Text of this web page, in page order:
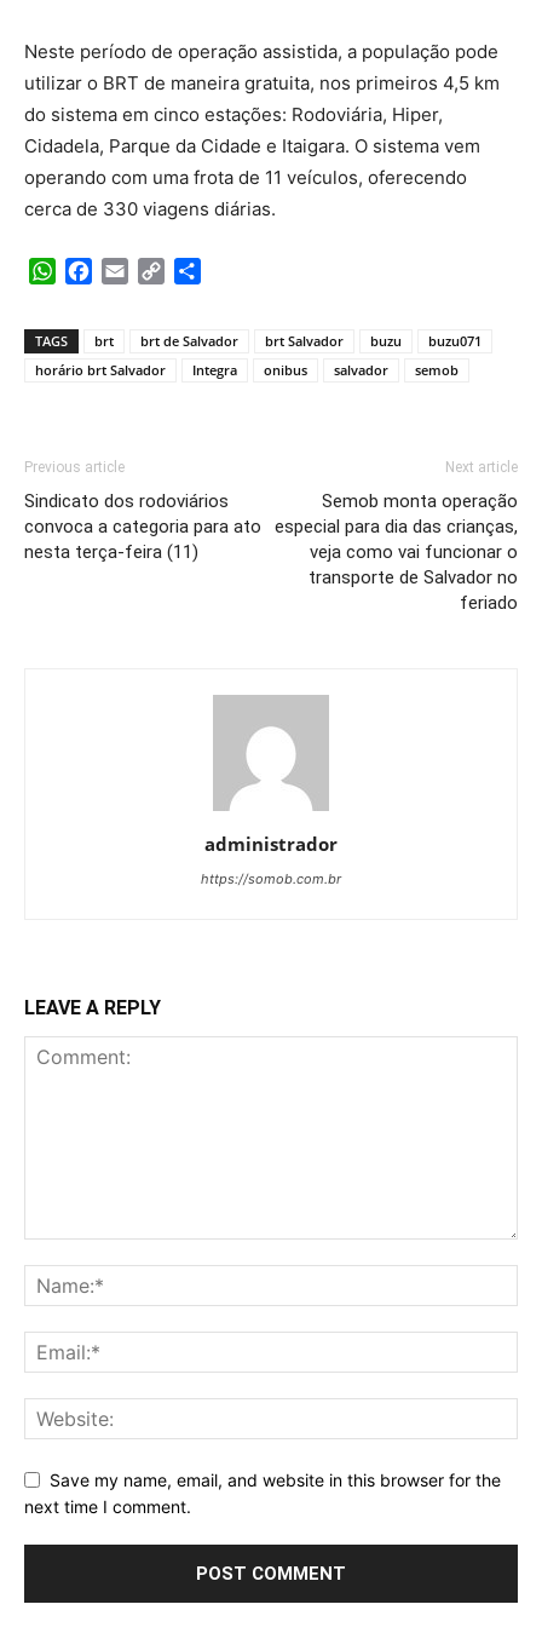
Neste período de operação assistida, a população pode
utilizar o BRT de maneira gratuita, nos primeiros 4,5 km
do sistema em cinco estações: Rodoviária, Hiper,
Cidadela, Parque da Cidade e Itaigara. O sistema vem
operando com uma frota de 11 veículos, oferecendo
cerca de 330 viagens diárias.
WhatsApp
Facebook
Email Copy
TAGS brt brt de Salvador brt Salvador buzu
buzu071
horário brt Salvador
Integra onibus salvador semob
Previous article
Sindicato dos rodoviários
convoca a categoria para ato
nesta terça-feira (11)
Next article
Semob monta operação
especial para dia das crianças,
veja como vai funcionar o
transporte de Salvador no
feriado
administrador
https://somob.com.br
LEAVE A REPLY
Save my name, email, and website in this browser for the
next time I comment.